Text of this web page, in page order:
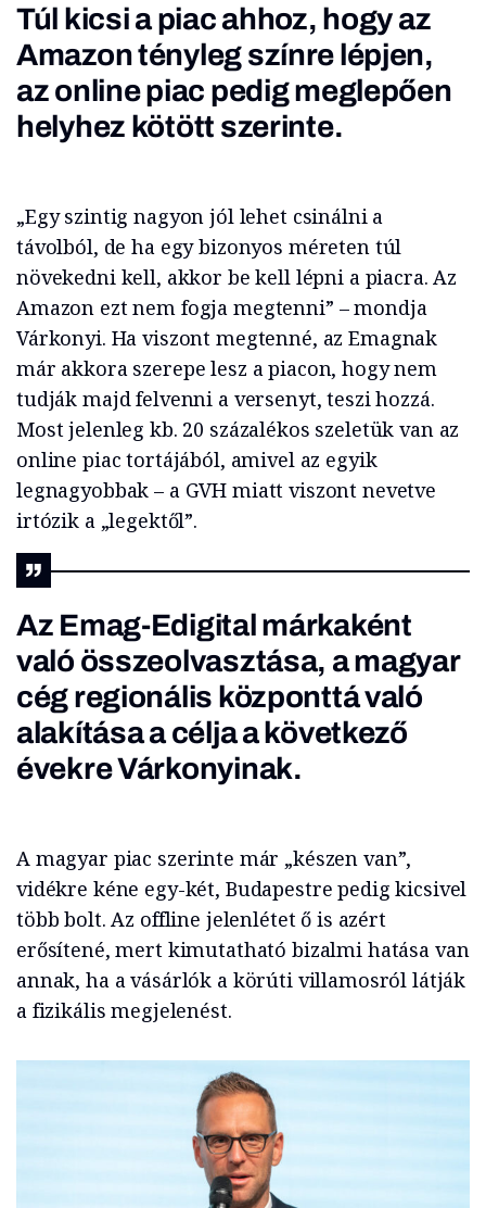
Túl kicsi a piac ahhoz, hogy az
Amazon tényleg színre lépjen,
az online piac pedig meglepően
helyhez kötött szerinte.
„Egy szintig nagyon jól lehet csinálni a
távolból, de ha egy bizonyos méreten túl
növekedni kell, akkor be kell lépni a piacra. Az
Amazon ezt nem fogja megtenni” – mondja
Várkonyi. Ha viszont megtenné, az Emagnak
már akkora szerepe lesz a piacon, hogy nem
tudják majd felvenni a versenyt, teszi hozzá.
Most jelenleg kb. 20 százalékos szeletük van az
online piac tortájából, amivel az egyik
legnagyobbak – a GVH miatt viszont nevetve
irtózik a „legektől”.
Az Emag-Edigital márkaként
való összeolvasztása, a magyar
cég regionális központtá való
alakítása a célja a következő
évekre Várkonyinak.
A magyar piac szerinte már „készen van”,
vidékre kéne egy-két, Budapestre pedig kicsivel
több bolt. Az offline jelenlétet ő is azért
erősítené, mert kimutatható bizalmi hatása van
annak, ha a vásárlók a körúti villamosról látják
a fizikális megjelenést.